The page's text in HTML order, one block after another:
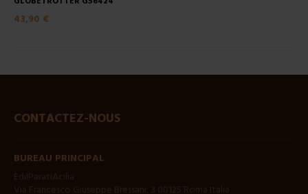
43,90 €
CONTACTEZ-NOUS
BUREAU PRINCIPAL